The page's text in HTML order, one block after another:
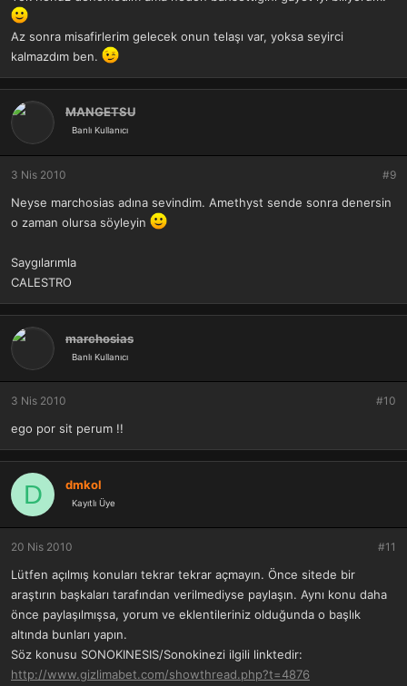
Az sonra misafirlerim gelecek onun telaşı var, yoksa seyirci
kalmazdım ben.
MANGETSU
Banlı Kullanıcı
3 Nis 2010 #9
Neyse marchosias adına sevindim. Amethyst sende sonra denersin
o zaman olursa söyleyin
Saygılarımla
CALESTRO
marchosias
Banlı Kullanıcı
3 Nis 2010 #10
ego por sit perum !!
D dmkol
Kayıtlı Üye
20 Nis 2010 #11
Lütfen açılmış konuları tekrar tekrar açmayın. Önce sitede bir
araştırın başkaları tarafından verilmediyse paylaşın. Aynı konu daha
önce paylaşılmışsa, yorum ve eklentileriniz olduğunda o başlık
altında bunları yapın.
Söz konusu SONOKINESIS/Sonokinezi ilgili linktedir:
http://www.gizlimabet.com/showthread.php?t=4876